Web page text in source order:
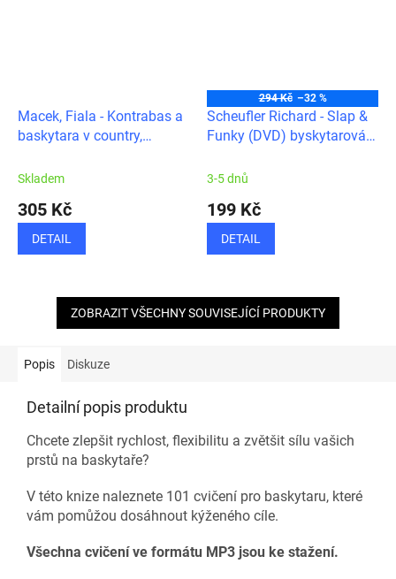
Macek, Fiala - Kontrabas a
baskytara v country,
Skladem
305 Kč
DETAIL
294 Kč –32 %
Scheufler Richard - Slap &
Funky (DVD) byskytarová
3-5 dnů
199 Kč
DETAIL
ZOBRAZIT VŠECHNY SOUVISEJÍCÍ PRODUKTY
Popis Diskuze
Detailní popis produktu
Chcete zlepšit rychlost, flexibilitu a zvětšit sílu vašich
prstů na baskytaře?
V této knize naleznete 101 cvičení pro baskytaru, které
vám pomůžou dosáhnout kýženého cíle.
Všechna cvičení ve formátu MP3 jsou ke stažení.